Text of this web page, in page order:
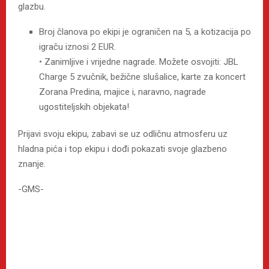
glazbu.
Broj članova po ekipi je ograničen na 5, a kotizacija po
igraču iznosi 2 EUR.
• Zanimljive i vrijedne nagrade. Možete osvojiti: JBL
Charge 5 zvučnik, bežične slušalice, karte za koncert
Zorana Predina, majice i, naravno, nagrade
ugostiteljskih objekata!
Prijavi svoju ekipu, zabavi se uz odličnu atmosferu uz
hladna pića i top ekipu i dođi pokazati svoje glazbeno
znanje.
-GMS-